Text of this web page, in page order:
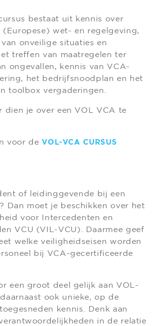
bestaat uit kennis over
(Europese) wet- en regelgeving,
onveilige situaties en
treffen van maatregelen ter
ongevallen, kennis van VCA-
het bedrijfsnoodplan en het
toolbox vergaderingen.
dien je over een VOL VCA te
voor de VOL-VCA CURSUS
of leidinggevende bij een
Dan moet je beschikken over het
voor Intercedenten en
VCU (VIL-VCU). Daarmee geef
welke veiligheidseisen worden
bij VCA-gecertificeerde
een groot deel gelijk aan VOL-
ook unieke, op de
kennis. Denk aan
in de relatie